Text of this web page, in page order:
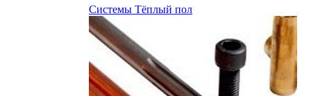
Системы Тёплый пол